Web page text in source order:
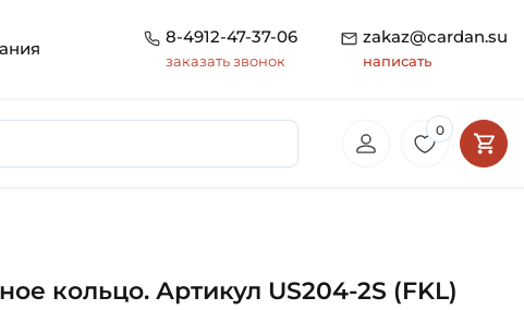
8-4912-47-37-06
заказать звонок
zakaz@cardan.su
написать
0
кольцо. Артикул US204-2S (FKL)